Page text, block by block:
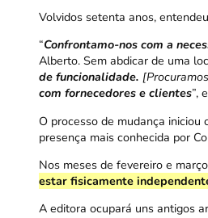
Volvidos setenta anos,
“Confrontamo-nos com a
Alberto. Sem abdicar de uma
de funcionalidade.
com fornecedores e clientes”,
O processo de mudança
presença mais conhecida por
Nos meses de fevereiro e
estar fisicamente
A editora ocupará uns antigos